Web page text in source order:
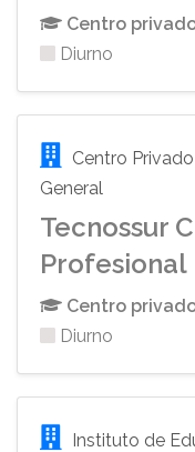
Centro
Diurno
Centro
General
Tecnossur
Profesional
Centro
Diurno
Instituto de